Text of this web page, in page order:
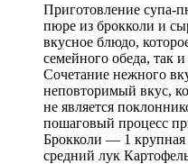
Приготовление супа-
пюре из брокколи и
вкусное блюдо,
семейного обеда, так
Сочетание нежного
неповторимый вкус,
не является
пошаговый процесс
Брокколи — 1
средний лук